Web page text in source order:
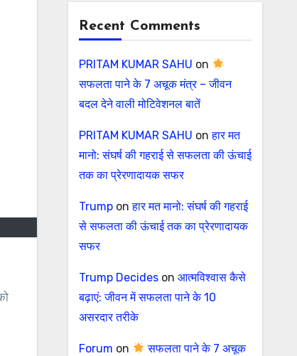
Recent Comments
PRITAM KUMAR SAHU on
सफलता पाने के 7 अचूक मंत्र – जीवन
बदल देने वाली मोटिवेशनल बातें
PRITAM KUMAR SAHU onहार मत
मानो: संघर्ष की गहराई से सफलता की ऊंचाई
तक का प्रेरणादायक सफर
Trumponहार मत मानो: संघर्ष की गहराई
से सफलता की ऊंचाई तक का प्रेरणादायक
सफर
Trump Decideson आत्मविश्वास कैसे
बढ़ाएं: जीवन में सफलता पाने के 10
असरदार तरीके
Forum on
सफलता पाने के 7 अचूक